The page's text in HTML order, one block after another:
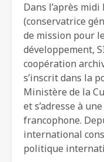
Dans l’après
(conservatrice
de mission pour
développement,
coopération
s’inscrit dans la
Ministère de la
et s’adresse à
francophone.
international
politique